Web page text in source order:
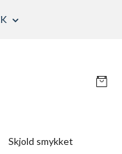
Skjold smykket